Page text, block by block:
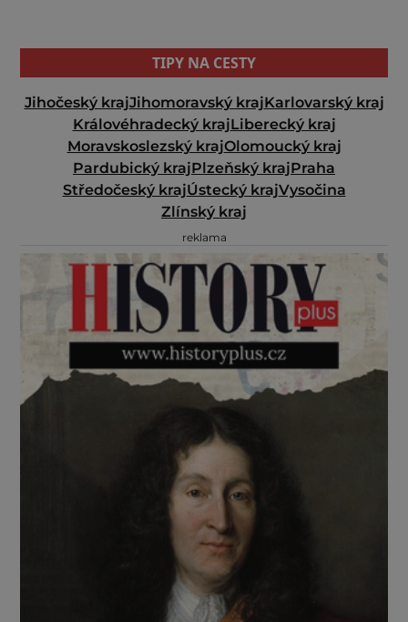
TIPY NA CESTY
Jihočeský krajJihomoravský krajKarlovarský kraj
Královéhradecký krajLiberecký kraj
Moravskoslezský krajOlomoucký kraj
Pardubický krajPlzeňský krajPraha
Středočeský krajÚstecký krajVysočina
Zlínský kraj
reklama